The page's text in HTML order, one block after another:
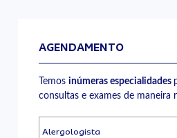
AGENDAMENTO
Temosinúmeras especialidades
consultas e exames de maneira